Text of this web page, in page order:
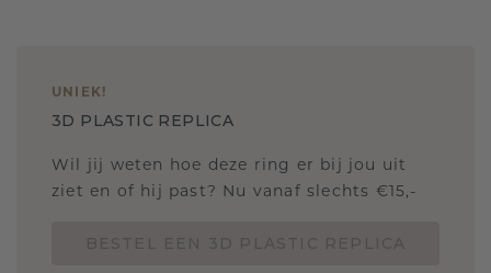
UNIEK!
3D PLASTIC REPLICA
Wil jij weten hoe deze ring er bij jou uit
ziet en of hij past? Nu vanaf slechts €15,-